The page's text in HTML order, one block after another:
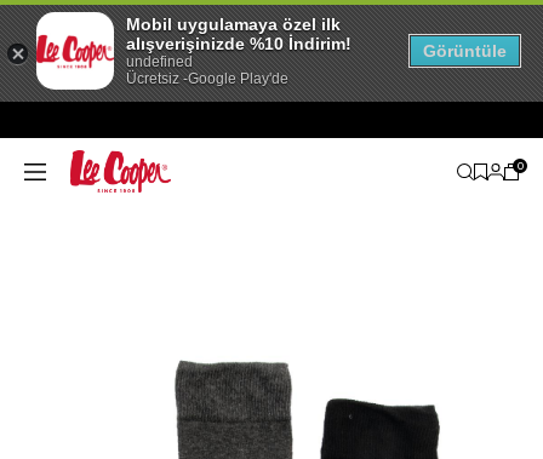
0
Mobil uygulamaya özel ilk
alışverişinizde %10 İndirim!
undefined
Ücretsiz -Google Play'de
Görüntüle